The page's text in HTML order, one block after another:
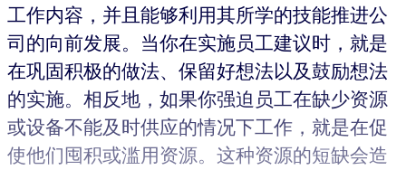
工作内容，并且能够利用其所学的技能推进公
司的向前发展。当你在实施员工建议时，就是
在巩固积极的做法、保留好想法以及鼓励想法
的实施。相反地，如果你强迫员工在缺少资源
或设备不能及时供应的情况下工作，就是在促
使他们囤积或滥用资源。这种资源的短缺会造